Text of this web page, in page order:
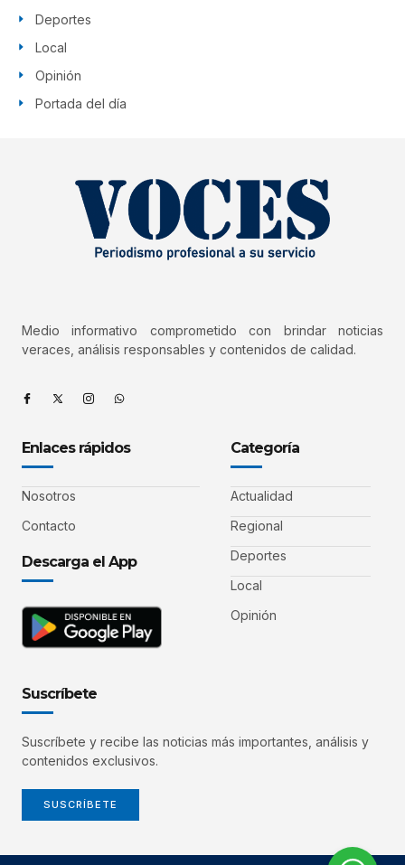
Deportes
Local
Opinión
Portada del día
Medio informativo comprometido con brindar noticias
veraces, análisis responsables y contenidos de calidad.
Enlaces rápidos
Nosotros
Contacto
Descarga el App
Categoría
Actualidad
Regional
Deportes
Local
Opinión
Suscríbete
Suscríbete y recibe las noticias más importantes, análisis y
contenidos exclusivos.
SUSCRÍBETE